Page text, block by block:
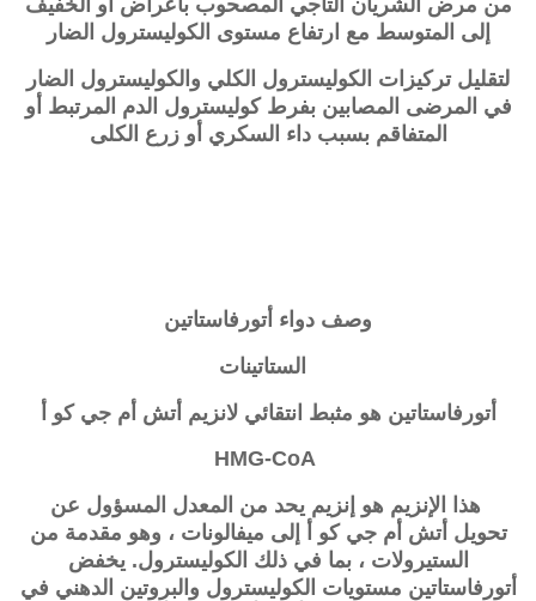
إلى المتوسط ​​مع ارتفاع مستوى الكوليسترول الضار
لتقليل تركيزات الكوليسترول الكلي والكوليسترول الضار
في المرضى المصابين بفرط كوليسترول الدم المرتبط أو
المتفاقم بسبب داء السكري أو زرع الكلى
وصف دواء أتورفاستاتين
الستاتينات
أتورفاستاتين هو مثبط انتقائي لانزيم أتش أم جي كو أ
هذا الإنزيم هو إنزيم يحد من المعدل المسؤول عن
تحويل أتش أم جي كو أ
إلى ميفالونات ، وهو مقدمة من
الستيرولات ، بما في ذلك الكوليسترول. يخفض
أتورفاستاتين مستويات الكوليسترول والبروتين الدهني في